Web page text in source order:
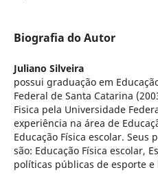
Biografia do Autor
Juliano Silveira
possui graduação em
Federal de Santa Catarina
Fisica pela Universidade
experiência na área de
Educação Física escolar.
são: Educação Física escolar,
políticas públicas de esporte e